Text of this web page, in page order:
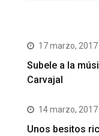
17 marzo, 2017
Subele a la
Carvajal
14 marzo, 2017
Unos besitos